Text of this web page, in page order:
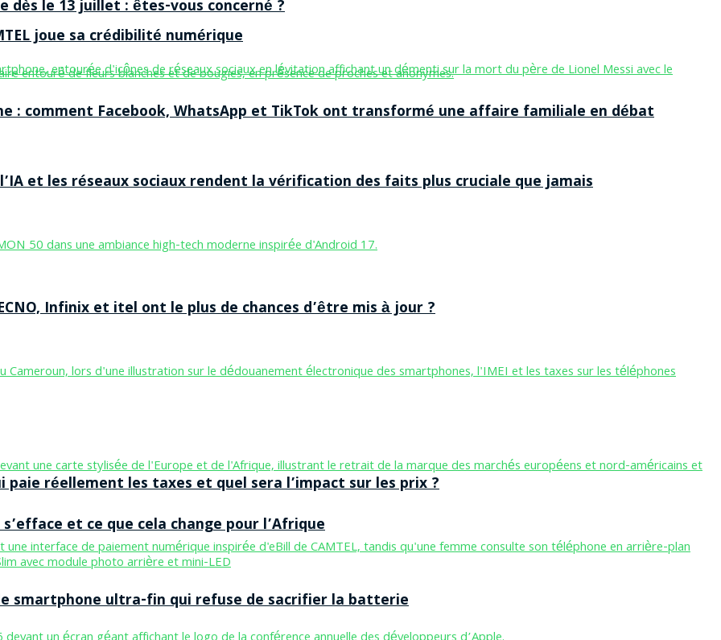
dès le 13 juillet : êtes-vous concerné ?
et les réseaux sociaux rendent la vérification des faits plus cruciale que jamais
Infinix et itel ont le plus de chances d’être mis à jour ?
paie réellement les taxes et quel sera l’impact sur les prix ?
joue sa crédibilité numérique
: comment Facebook, WhatsApp et TikTok ont transformé une affaire familiale en débat
et ce que cela change pour l’Afrique
le smartphone ultra-fin qui refuse de sacrifier la batterie